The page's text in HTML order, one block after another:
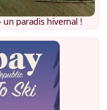
un paradis hivernal !